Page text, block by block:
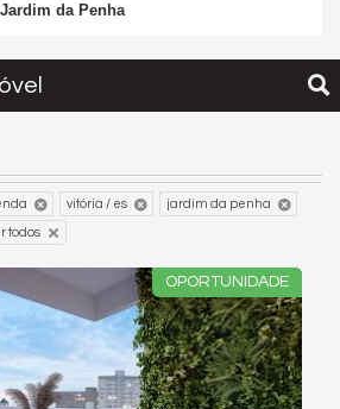
Jardim da Penha
vitória / es jardim da penha
todos
OPORTUNIDADE